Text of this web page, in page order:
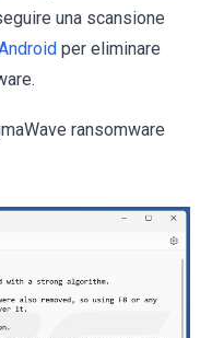
una scansione
per eliminare
ransomware